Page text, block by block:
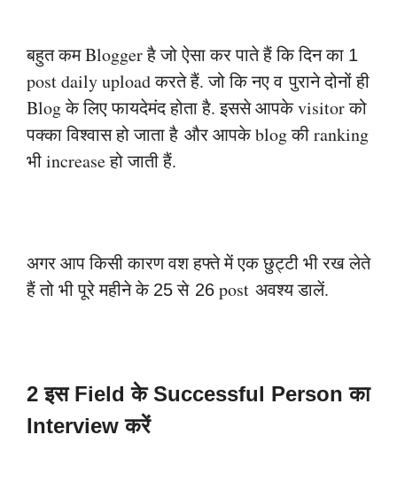
बहुत कम Blogger है जो ऐसा कर पाते हैं कि दिन का 1
post daily upload करते हैं. जो कि नए वपुराने दोनों ही
Blog के लिए फायदेमंद होता है. इससे आपके visitor को
पक्का विश्वास हो जाता है और आपके blog की ranking
भी increase हो जाती हैं.
अगर आप किसी कारण वश हफ्ते में एक छुट्टी भी रख लेते
हैं तो भी पूरे महीने के 25से 26 post अवश्य डालें.
2 इस Field के Successful Person का
Interview करें